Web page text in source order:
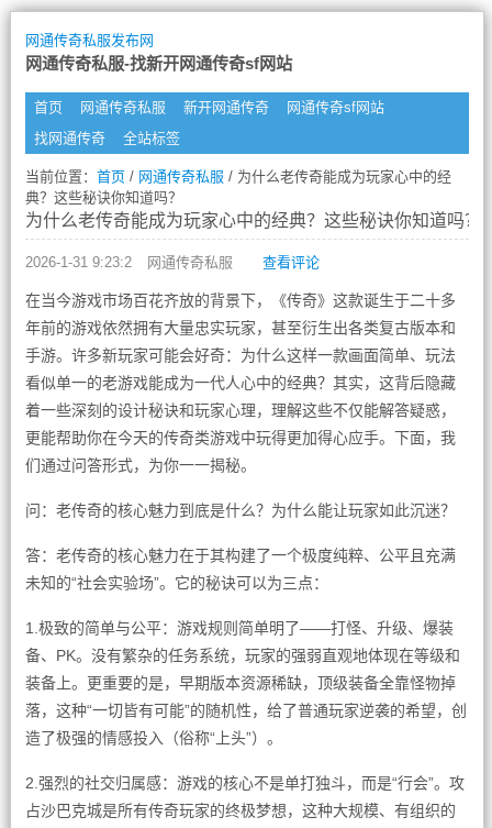
网通传奇私服发布网
网通传奇私服-找新开网通传奇sf网站
首页 网通传奇私服 新开网通传奇
网通传奇sf网站
找网通传奇
全站标签
当前位置： 首页/ 网通传奇私服 / 为什么老传奇能成为玩家心中的经
典？这些秘诀你知道吗？
为什么老传奇能成为玩家心中的经典？这些秘诀你知道吗？
2026-1-31 9:23:2 网通传奇私服 查看评论
在当今游戏市场百花齐放的背景下，《传奇》这款诞生于二十多
年前的游戏依然拥有大量忠实玩家，甚至衍生出各类复古版本和
手游。许多新玩家可能会好奇：为什么这样一款画面简单、玩法
看似单一的老游戏能成为一代人心中的经典？其实，这背后隐藏
着一些深刻的设计秘诀和玩家心理，理解这些不仅能解答疑惑，
更能帮助你在今天的传奇类游戏中玩得更加得心应手。下面，我
们通过问答形式，为你一一揭秘。
问：老传奇的核心魅力到底是什么？为什么能让玩家如此沉迷？
答：老传奇的核心魅力在于其构建了一个极度纯粹、公平且充满
未知的“社会实验场”。它的秘诀可以为三点：
1.极致的简单与公平：游戏规则简单明了——打怪、升级、爆装
备、PK。没有繁杂的任务系统，玩家的强弱直观地体现在等级和
装备上。更重要的是，早期版本资源稀缺，顶级装备全靠怪物掉
落，这种“一切皆有可能”的随机性，给了普通玩家逆袭的希望，创
造了极强的情感投入（俗称“上头”）。
2.强烈的社交归属感：游戏的核心不是单打独斗，而是“行会”。攻
占沙巴克城是所有传奇玩家的终极梦想，这种大规模、有组织的